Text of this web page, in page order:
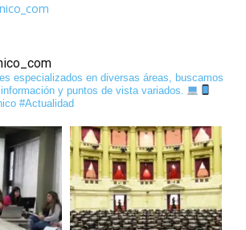
especializados en diversas áreas, buscamos
y puntos de vista variados.
#Actualidad